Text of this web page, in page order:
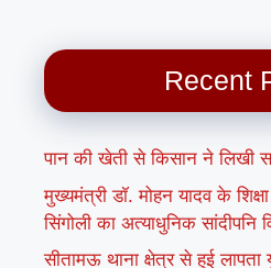
Recent
पान की खेती से किसान ने लिखी
मुख्यमंत्री डॉ. मोहन यादव के
सिंगोली का अत्याधुनिक सांदीपनि
सीतामऊ थाना क्षेत्र से हुई